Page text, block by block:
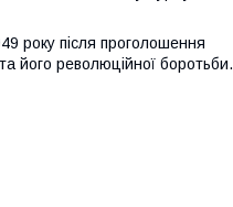
року після проголошення
його революційної боротьби.